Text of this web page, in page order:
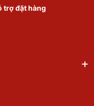
trợ đặt hàng